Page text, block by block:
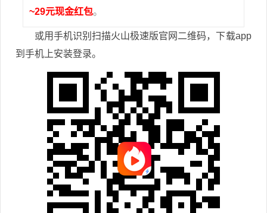
~29元现金红包。
或用手机识别扫描火山极速版官网二维码，下载app
到手机上安装登录。